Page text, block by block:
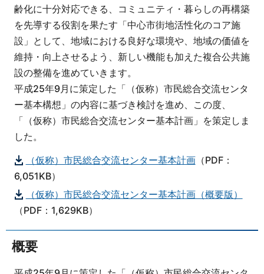
齢化に十分対応できる、コミュニティ・暮らしの再構築
を先導する役割を果たす「中心市街地活性化のコア施
設」として、地域における良好な環境や、地域の価値を
維持・向上させるよう、新しい機能も加えた複合公共施
設の整備を進めていきます。
平成25年9月に策定した「（仮称）市民総合交流センタ
ー基本構想」の内容に基づき検討を進め、この度、
「（仮称）市民総合交流センター基本計画」を策定しま
した。
（仮称）市民総合交流センター基本計画（PDF：
6,051KB）
（仮称）市民総合交流センター基本計画（概要版）
（PDF：1,629KB）
概要